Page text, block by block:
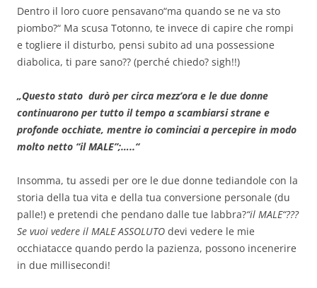
Dentro il loro cuore pensavano“ma quando se ne va sto
piombo?“ Ma scusa Totonno, te invece di capire che rompi
e togliere il disturbo, pensi subito ad una possessione
diabolica, ti pare sano?? (perché chiedo? sigh!!)
„Questo stato durò per circa mezz’ora e le due donne
continuarono per tutto il tempo a scambiarsi strane e
profonde occhiate, mentre io cominciai a percepire in modo
molto netto “il MALE”;…..“
Insomma, tu assedi per ore le due donne tediandole con la
storia della tua vita e della tua conversione personale (du
palle!) e pretendi che pendano dalle tue labbra?“il MALE“???
Se vuoi vedere il MALE ASSOLUTO devi vedere le mie
occhiatacce quando perdo la pazienza, possono incenerire
in due millisecondi!